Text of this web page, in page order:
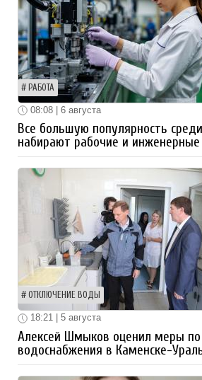
РАБОТА
08:08 | 6 августа
Все большую популярность
набирают рабочие и инженерные
ОТКЛЮЧЕНИЕ ВОДЫ
18:21 | 5 августа
Алексей Шмыков оценил меры
водоснабжения в Каменске-